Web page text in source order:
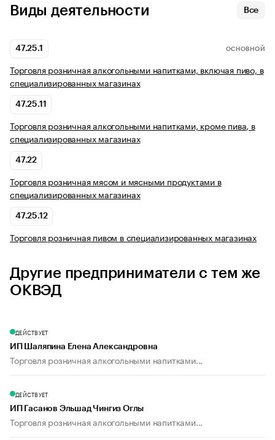
Виды деятельности Все
47.25.1 ОСНОВНОЙ
Торговля розничная алкогольными напитками, включая пиво, в
специализированных магазинах
47.25.11
Торговля розничная алкогольными напитками, кроме пива, в
специализированных магазинах
47.22
Торговля розничная мясом и мясными продуктами в
специализированных магазинах
47.25.12
Торговля розничная пивом в специализированных магазинах
Другие предприниматели с тем же
ОКВЭД
ДЕЙСТВУЕТ
ИП Шаляпина Елена Александровна
Торговля розничная алкогольными напитками...
ДЕЙСТВУЕТ
ИП Гасанов Эльшад Чингиз Оглы
Торговля розничная алкогольными напитками...